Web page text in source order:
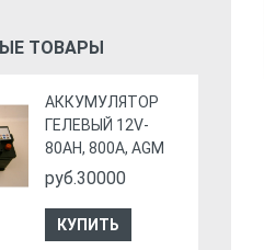
ТОВАРЫ
АККУМУЛЯТОР
ГЕЛЕВЫЙ 12V-
80AH, 800A, AGM
руб.30000
КУПИТЬ